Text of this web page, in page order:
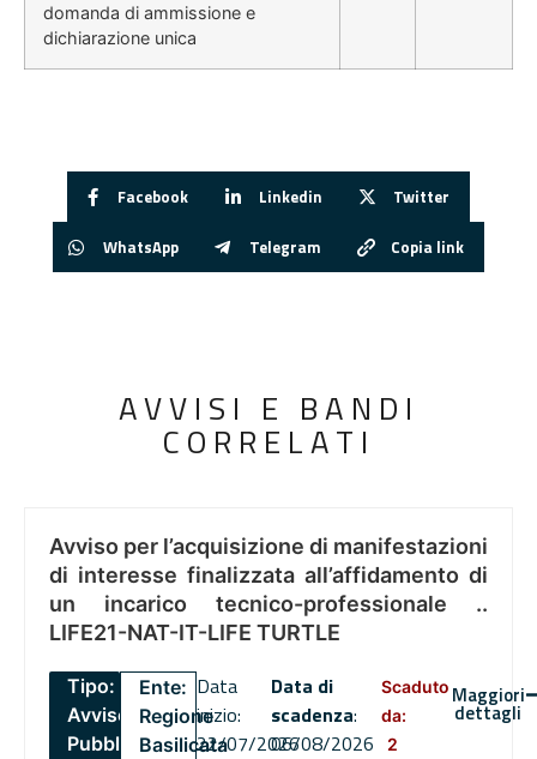
domanda di ammissione e
dichiarazione unica
Facebook Linkedin Twitter
WhatsApp Telegram Copia link
AVVISI E BANDI
CORRELATI
Avviso per l’acquisizione di manifestazioni
di interesse finalizzata all’affidamento di
un incarico tecnico-professionale ..
LIFE21-NAT-IT-LIFE TURTLE
Tipo:
Avviso
Pubblico
Ente:
Regione
Basilicata
Data
inizio:
22/07/2026
Data di
scadenza:
06/08/2026
Scaduto
da:
2
Maggiori
dettagli